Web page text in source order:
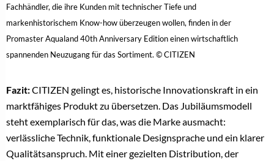
Fachhändler, die ihre Kunden mit technischer Tiefe und
markenhistorischem Know-how überzeugen wollen, finden in der
Promaster Aqualand 40th Anniversary Edition einen wirtschaftlich
spannenden Neuzugang für das Sortiment. © CITIZEN
Fazit:CITIZEN gelingt es, historische Innovationskraft in ein
marktfähiges Produkt zu übersetzen. Das Jubiläumsmodell
steht exemplarisch für das, was die Marke ausmacht:
verlässliche Technik, funktionale Designsprache und ein klarer
Qualitätsanspruch. Mit einer gezielten Distribution, der